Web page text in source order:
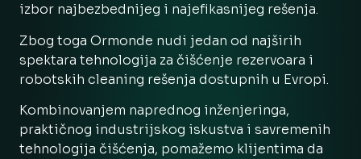
izbor najbezbednijeg i najefikasnijeg rešenja.
Zbog toga Ormonde nudi jedan od najširih
spektara tehnologija za čišćenje rezervoara i
robotskih cleaning rešenja dostupnih u Evropi.
Kombinovanjem naprednog inženjeringa,
praktičnog industrijskog iskustva i savremenih
tehnologija čišćenja, pomažemo klijentima da